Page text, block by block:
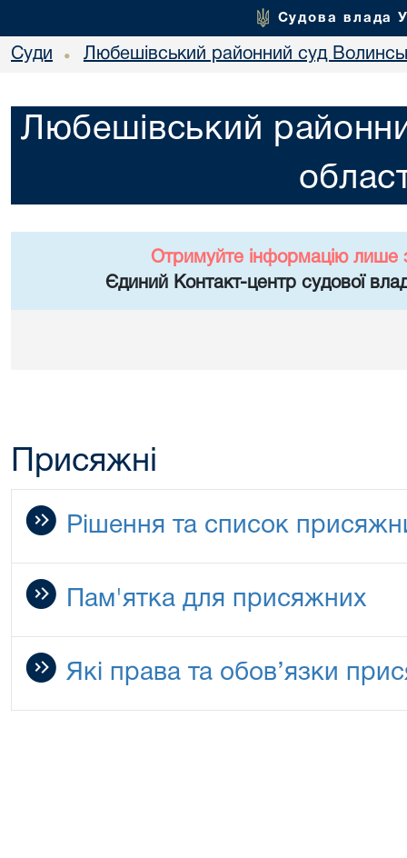
Судова влада
Суди • Любешівський районний суд
Любешівський
Отримуйте інформацію лише
Єдиний Контакт-центр судової
Присяжні
Рішення та список
Пам'ятка для присяжних
Які права та обов’язки